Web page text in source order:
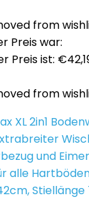
from
Preis war:
Preis ist:
from